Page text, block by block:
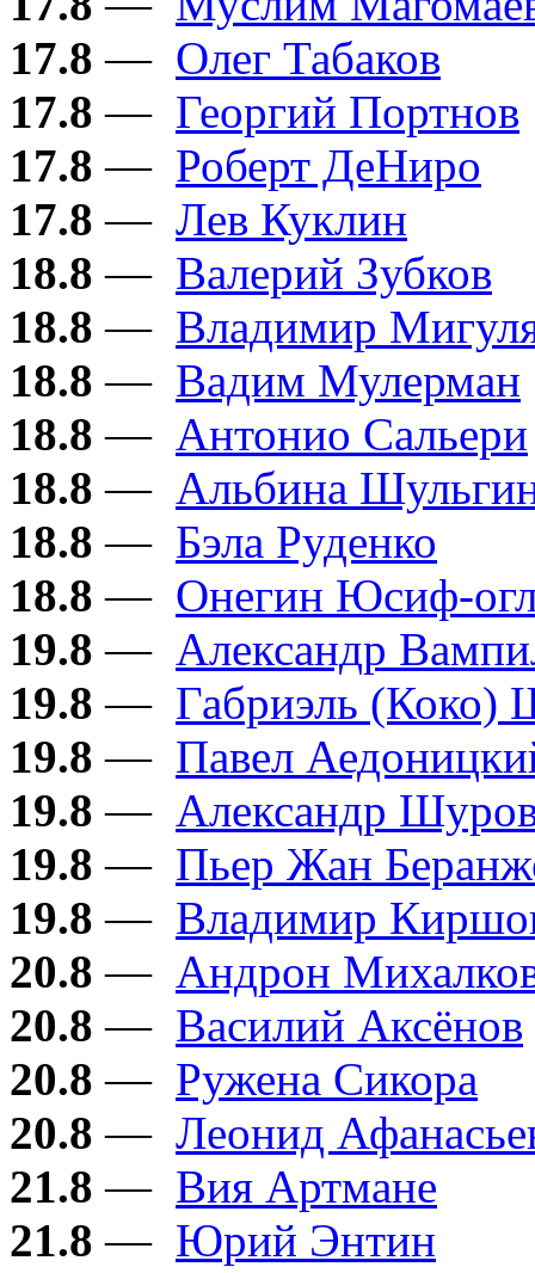
17.8 — Олег Табаков
17.8 — Георгий Портнов
17.8 — Роберт ДеНиро
17.8 — Лев Куклин
18.8 — Валерий Зубков
18.8 — Владимир
18.8 — Вадим Мулерман
18.8 — Антонио Сальери
18.8 — Альбина
18.8 — Бэла Руденко
18.8 — Онегин Юсиф-
19.8 — Александр
19.8 — Габриэль (Коко)
19.8 — Павел
19.8 — Александр
19.8 — Пьер Жан
19.8 — Владимир
20.8 — Андрон
20.8 — Василий Аксёнов
20.8 — Ружена Сикора
20.8 — Леонид
21.8 — Вия Артмане
21.8 — Юрий Энтин